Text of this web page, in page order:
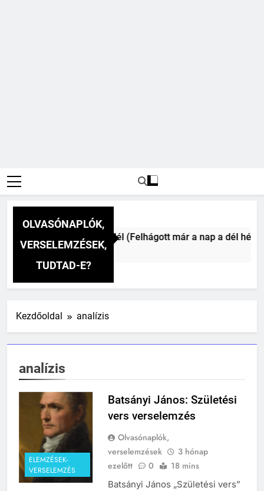
OLVASÓNAPLÓK,
VERSELEMZÉSEK,
TUDTAD-E?
Vitéz Mihály: A dél (Felhágott már a nap a dél hév
Kezdőoldal analízis
analízis
ELEMZÉSEK-
VERSELEMZÉS
Batsányi János: Születési
vers verselemzés
Olvasónaplók,
verselemzések
3 hónap
ezelőtt
0 18 mins
Batsányi János „Születési vers”